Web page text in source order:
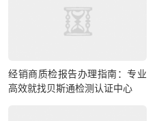
经销商质检报告办理指南：专业
高效就找贝斯通检测认证中心